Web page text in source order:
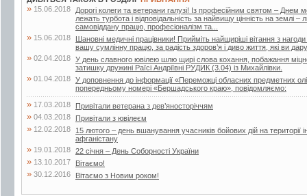
» 15.06.2018
Дорогі колеги та ветерани галузі! Із професійним святом –
лежать турбота і відповідальність за найвищу цінність на землі
самовіддану працю, професіоналізм та...
» 15.06.2018
Шановні медичні працівники! Прийміть найщиріші вітання з
вашу сумлінну працю, за радість здоров’я і диво життя, які ви
» 02.04.2018 У день славного ювілею шлю щирі слова кохання, побажання
затишку дружині Раїсі Андріївні РУДИК (3.04) із Михайлівки.
» 01.04.2018 У доповнення до інформації «Переможці обласних предметних
попередньому номері «Бершадського краю», повідомляємо:
» 17.03.2018 Привітали ветерана з дев’яносторіччям
» 04.03.2018 Привітали з ювілеєм
» 12.02.2018
15 лютого – день вшанування учасників бойових дій на території
афганістану
» 19.01.2018 22 січня – День Соборності України
» 13.10.2017 Вітаємо!
» 30.12.2016 Вітаємо з Новим роком!